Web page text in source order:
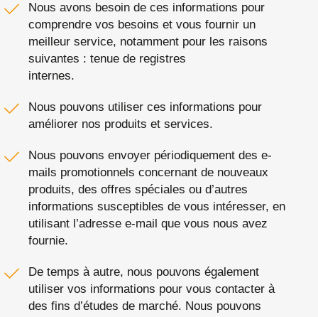
Nous avons besoin de ces informations pour
comprendre vos besoins et vous fournir un
meilleur service, notamment pour les raisons
suivantes : tenue de registres
internes.
Nous pouvons utiliser ces informations pour
améliorer nos produits et services.
Nous pouvons envoyer périodiquement des e-
mails promotionnels concernant de nouveaux
produits, des offres spéciales ou d’autres
informations susceptibles de vous intéresser, en
utilisant l’adresse e-mail que vous nous avez
fournie.
De temps à autre, nous pouvons également
utiliser vos informations pour vous contacter à
des fins d’études de marché. Nous pouvons